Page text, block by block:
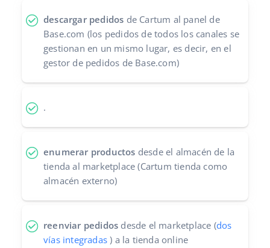
română
中文
descargar pedidos de Cartum al panel de
Base.com (los pedidos de todos los canales se
gestionan en un mismo lugar, es decir, en el
gestor de pedidos de Base.com)
.
enumerar productos desde el almacén de la
tienda al marketplace (Cartum tienda como
almacén externo)
reenviar pedidos desde el marketplace (dos
vías integradas ) a la tienda online